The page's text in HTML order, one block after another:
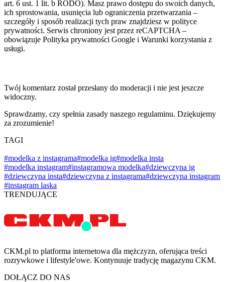
art. 6 ust. 1 lit. b RODO). Masz prawo dostępu do swoich danych,
ich sprostowania, usunięcia lub ograniczenia przetwarzania –
szczegóły i sposób realizacji tych praw znajdziesz w polityce
prywatności. Serwis chroniony jest przez reCAPTCHA –
obowiązuje Polityka prywatności Google i Warunki korzystania z
usługi.
Twój komentarz został przesłany do moderacji i nie jest jeszcze
widoczny.
Sprawdzamy, czy spełnia zasady naszego regulaminu. Dziękujemy
za zrozumienie!
TAGI
#modelka z instagrama#modelka ig#modelka insta
#modelka instagram#instagramowa modelka#dziewczyna ig
#dziewczyna insta#dziewczyna z instagrama#dziewczyna instagram
#instagram laska
TRENDUJĄCE
CKM.pl to platforma internetowa dla mężczyzn, oferująca treści
rozrywkowe i lifestyle'owe. Kontynuuje tradycję magazynu CKM.
DOŁĄCZ DO NAS